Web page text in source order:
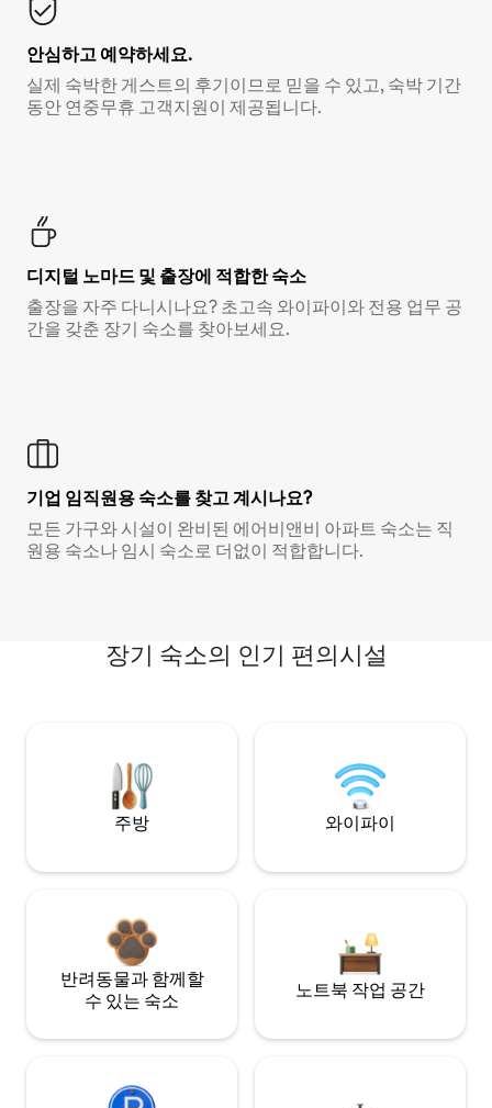
안심하고 예약하세요.
실제 숙박한 게스트의 후기이므로 믿을 수 있고, 숙박 기간
동안 연중무휴 고객지원이 제공됩니다.
디지털 노마드 및 출장에 적합한 숙소
출장을 자주 다니시나요? 초고속 와이파이와 전용 업무 공
간을 갖춘 장기 숙소를 찾아보세요.
기업 임직원용 숙소를 찾고 계시나요?
모든 가구와 시설이 완비된 에어비앤비 아파트 숙소는 직
원용 숙소나 임시 숙소로 더없이 적합합니다.
장기 숙소의 인기 편의시설
주방 와이파이
반려동물과 함께할
수 있는 숙소
노트북 작업 공간